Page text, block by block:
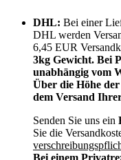
DHL: Bei einer
DHL werden
6,45 EUR
3kg Gewicht. Bei
unabhängig vom
Über die Höhe
dem Versand
Senden Sie uns ein
Sie die